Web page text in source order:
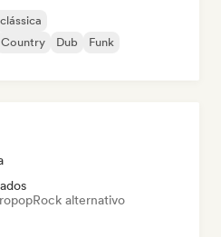
Country Dub
Funk
Rock alternativo